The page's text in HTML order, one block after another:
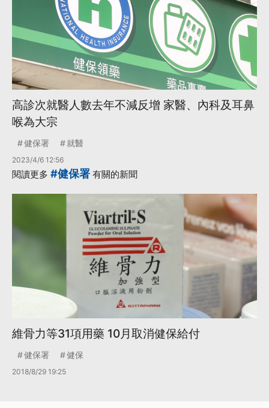
高診次就醫人數去年不減反增 家醫、內科及耳鼻
喉為大宗
健保署 就醫
2023/4/6 12:56
閱讀更多 #健保署 有關的新聞
維骨力等31項用藥 10月取消健保給付
健保署 健保
2018/8/29 19:25